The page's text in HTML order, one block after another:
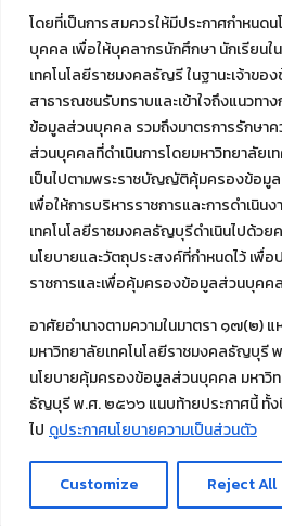
โดยที่เป็นการสมควรให้มีประกาศกำหน
บุคคล เพื่อให้บุคลากรนักศึกษา นักเรียน
เทคโนโลยีราชมงคลธัญรี ในฐานะเจ้าข
สาธารณชนรับทราบและเข้าใจถึงแนวทา
ข้อมูลส่วนบุคคล รวมถึงมาตรการรักษา
ส่วนบุคคลที่ดำเนินการโดยมหาวิทยาลัย
เป็นไปตามพระราชบัญญัติคุ้มครองข้อ
เพื่อให้การบริหารราชการและการดำเนิน
เทคโนโลยีราชมงคลธัญบุรีดำเนินไปด้วย
นโยบายและวัตถุประสงค์ที่กำหนดไว้ เพื่
ราชการและเพื่อคุ้มครองข้อมูลส่วนบุคคล
อาศัยอำนาจตามความในมาตรา ๑๗(๒)
มหาวิทยาลัยเทคโนโลยีราชมงคลธัญบุรี
นโยบายคุ้มครองข้อมูลส่วนบุคคล มหาวิ
ธัญบุรี พ.ศ. ๒๕๖๖ แนบท้ายประกาศนี้ ทั้
ไป ดูประกาศนโยบายความเป็นส่วนตัว
Customize Reject All
สมัยใหม่ (MoSeC)
งานบริการวิชาการให้กับหน่วยงาน
โครงการส่งเสริมและพัฒนาผู้ประกอ
กิจกรรมการเชื่อมโยงเครือข่ายผู้ให้บ
เกษตร ภายใต้โครงการส่งเสริมการรแป
กรมส่งเสริมอุตสาหกรรม
โครงการยกระดับเศรษฐกิจและสังค
ตำบล 1 มหาวิทยาลัย)
© 2021 สำนักวิทยบริการและเทคโนโล
เทคโนโลยีราชมงค